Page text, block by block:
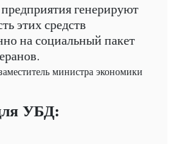
генерируют
этих средств
на социальный пакет
министра экономики
УБД: